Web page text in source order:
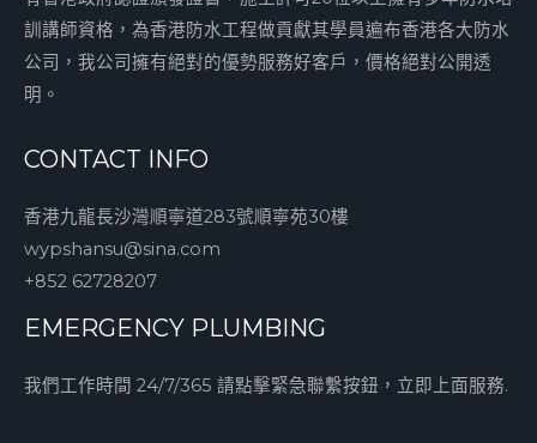
訓講師資格，為香港防水工程做貢獻其學員遍布香港各大防水
公司，我公司擁有絕對的優勢服務好客戶，價格絕對公開透
明。
CONTACT INFO
香港九龍長沙灣順寧道283號順寧苑30樓
wypshansu@sina.com
+852 62728207
EMERGENCY PLUMBING
我們工作時間 24/7/365 請點擊緊急聯繫按鈕，立即上面服務.